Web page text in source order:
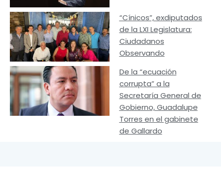
“Cínicos”, exdiputados
de la LXI Legislatura:
Ciudadanos
Observando
De la “ecuación
corrupta” a la
Secretaría General de
Gobierno, Guadalupe
Torres en el gabinete
de Gallardo